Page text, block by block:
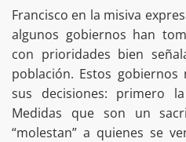
Francisco en la misiva
algunos gobiernos han
con prioridades bien
población. Estos
sus decisiones: primero
Medidas que son un
“molestan” a quienes se